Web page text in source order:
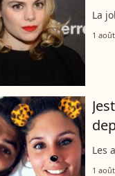
La
1
Les
1